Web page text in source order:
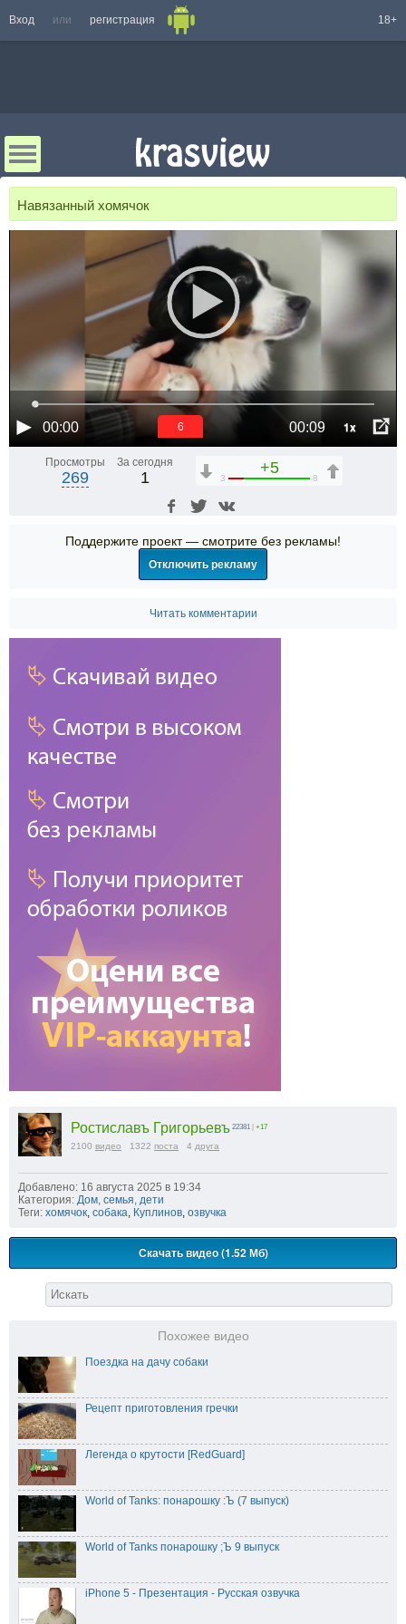
Вход или регистрация 18+
Навязанный хомячок
00:00 00:09 1x
6
Просмотры
269
За сегодня
1
+5
3 8
Поддержите проект — смотрите без рекламы!
Отключить рекламу
Читать комментарии
Ростиславъ Григорьевъ 22381 +17
2100 видео 1322 поста 4 друга
Добавлено: 16 августа 2025 в 19:34
Категория: Дом, семья, дети
Теги: хомячок, собака, Куплинов, озвучка
Скачать видео (1.52 Мб)
Похожее видео
Поездка на дачу собаки
Рецепт приготовления гречки
Легенда о крутости [RedGuard]
World of Tanks: понарошку :Ъ (7 выпуск)
World of Tanks понарошку ;Ъ 9 выпуск
iPhone 5 - Презентация - Русская озвучка